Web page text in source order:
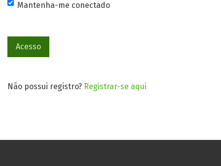
Mantenha-me conectado
Acesso
Não possui registro? Registrar-se aqui